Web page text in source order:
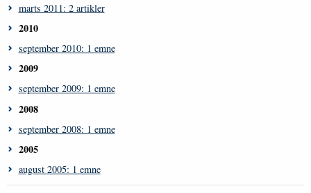
marts 2011: 2 artikler
2010
september 2010: 1 emne
2009
september 2009: 1 emne
2008
september 2008: 1 emne
2005
august 2005: 1 emne